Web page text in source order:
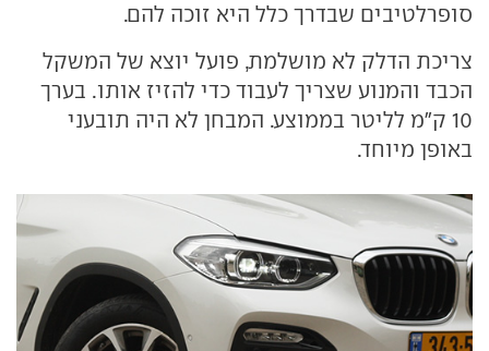
סופרלטיבים שבדרך כלל היא זוכה להם.
צריכת הדלק לא מושלמת, פועל יוצא של המשקל
הכבד והמנוע שצריך לעבוד כדי להזיז אותו. בערך
10 ק"מ לליטר בממוצע. המבחן לא היה תובעני
באופן מיוחד.